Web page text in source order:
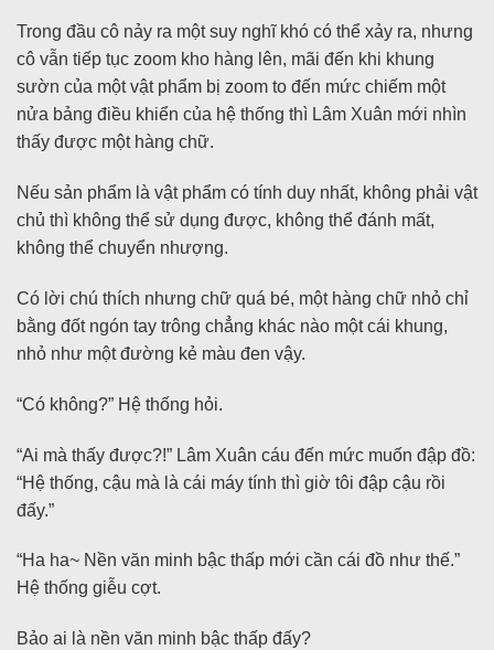
Trong đầu cô nảy ra một suy nghĩ khó có thể xảy ra, nhưng
cô vẫn tiếp tục zoom kho hàng lên, mãi đến khi khung
sườn của một vật phẩm bị zoom to đến mức chiếm một
nửa bảng điều khiển của hệ thống thì Lâm Xuân mới nhìn
thấy được một hàng chữ.
Nếu sản phẩm là vật phẩm có tính duy nhất, không phải vật
chủ thì không thể sử dụng được, không thể đánh mất,
không thể chuyển nhượng.
Có lời chú thích nhưng chữ quá bé, một hàng chữ nhỏ chỉ
bằng đốt ngón tay trông chẳng khác nào một cái khung,
nhỏ như một đường kẻ màu đen vậy.
“Có không?” Hệ thống hỏi.
“Ai mà thấy được?!” Lâm Xuân cáu đến mức muốn đập đồ:
“Hệ thống, cậu mà là cái máy tính thì giờ tôi đập cậu rồi
đấy.”
“Ha ha~ Nền văn minh bậc thấp mới cần cái đồ như thế.”
Hệ thống giễu cợt.
Bảo ai là nền văn minh bậc thấp đấy?